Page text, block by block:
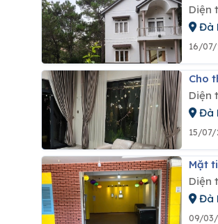
Diện
Đà
16/07/
Diện
Đà
15/07/
Diện
Đà
09/